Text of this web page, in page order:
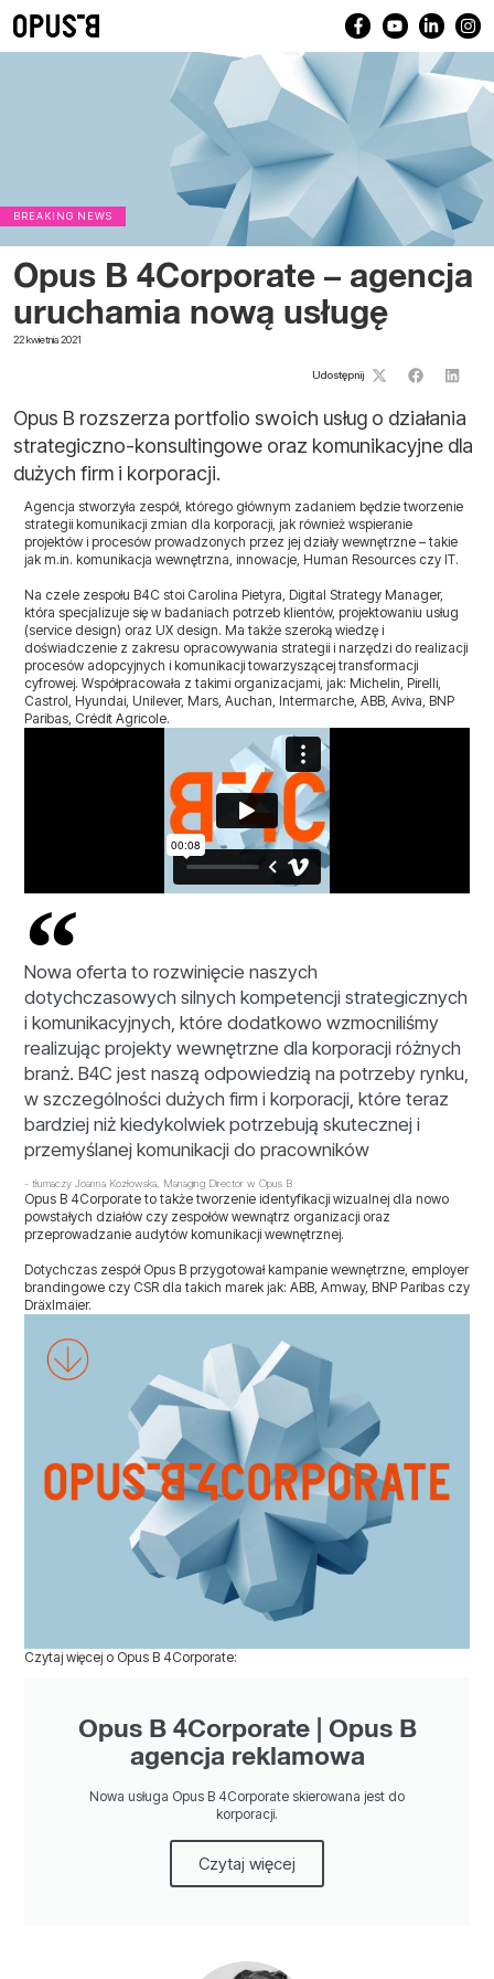
BREAKING NEWS
Opus B 4Corporate – agencja
uruchamia nową usługę
22 kwietnia 2021
Udostępnij
Opus B rozszerza portfolio swoich usług o działania
strategiczno-konsultingowe oraz komunikacyjne dla
dużych firm i korporacji.
Agencja stworzyła zespół, którego głównym zadaniem będzie tworzenie
strategii komunikacji zmian dla korporacji, jak również wspieranie
projektów i procesów prowadzonych przez jej działy wewnętrzne – takie
jak m.in. komunikacja wewnętrzna, innowacje, Human Resources czy IT.
Na czele zespołu B4C stoi Carolina Pietyra, Digital Strategy Manager,
która specjalizuje się w badaniach potrzeb klientów, projektowaniu usług
(service design) oraz UX design. Ma także szeroką wiedzę i
doświadczenie z zakresu opracowywania strategii i narzędzi do realizacji
procesów adopcyjnych i komunikacji towarzyszącej transformacji
cyfrowej. Współpracowała z takimi organizacjami, jak: Michelin, Pirelli,
Castrol, Hyundai, Unilever, Mars, Auchan, Intermarche, ABB, Aviva, BNP
Paribas, Crédit Agricole.
Nowa oferta to rozwinięcie naszych
dotychczasowych silnych kompetencji strategicznych
i komunikacyjnych, które dodatkowo wzmocniliśmy
realizując projekty wewnętrzne dla korporacji różnych
branż. B4C jest naszą odpowiedzią na potrzeby rynku,
w szczególności dużych firm i korporacji, które teraz
bardziej niż kiedykolwiek potrzebują skutecznej i
przemyślanej komunikacji do pracowników
- tłumaczy Joanna Kozłowska, Managing Director w Opus B
Opus B 4Corporate to także tworzenie identyfikacji wizualnej dla nowo
powstałych działów czy zespołów wewnątrz organizacji oraz
przeprowadzanie audytów komunikacji wewnętrznej.
Dotychczas zespół Opus B przygotował kampanie wewnętrzne, employer
brandingowe czy CSR dla takich marek jak: ABB, Amway, BNP Paribas czy
Dräxlmaier.
Czytaj więcej o Opus B 4Corporate:
Opus B 4Corporate | Opus B
agencja reklamowa
Nowa usługa Opus B 4Corporate skierowana jest do
korporacji.
Czytaj więcej